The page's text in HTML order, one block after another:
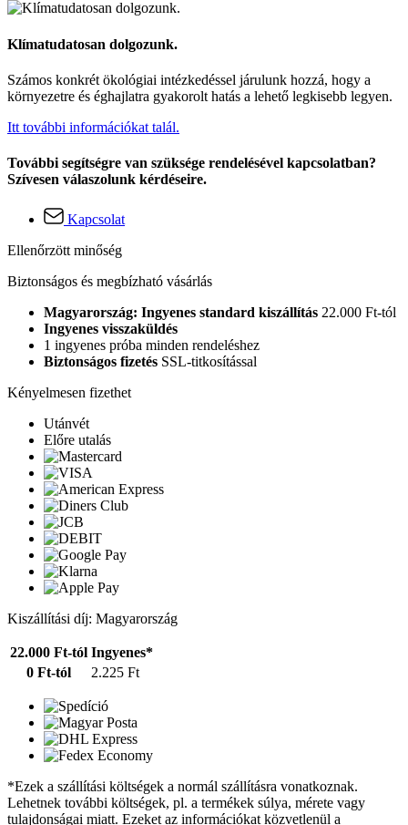
Klímatudatosan dolgozunk.
Számos konkrét ökológiai intézkedéssel járulunk hozzá, hogy a
környezetre és éghajlatra gyakorolt hatás a lehető legkisebb legyen.
Itt további információkat talál.
További segítségre van szüksége rendelésével kapcsolatban?
Szívesen válaszolunk kérdéseire.
Kapcsolat
Ellenőrzött minőség
Biztonságos és megbízható vásárlás
Magyarország: Ingyenes standard kiszállítás 22.000 Ft-tól
Ingyenes visszaküldés
1 ingyenes próba minden rendeléshez
Biztonságos fizetés SSL-titkosítással
Kényelmesen fizethet
Utánvét
Előre utalás
Kiszállítási díj: Magyarország
22.000 Ft-tól Ingyenes*
0 Ft-tól
2.225 Ft
*Ezek a szállítási költségek a normál szállításra vonatkoznak.
Lehetnek további költségek, pl. a termékek súlya, mérete vagy
tulajdonságai miatt. Ezeket az információkat közvetlenül a